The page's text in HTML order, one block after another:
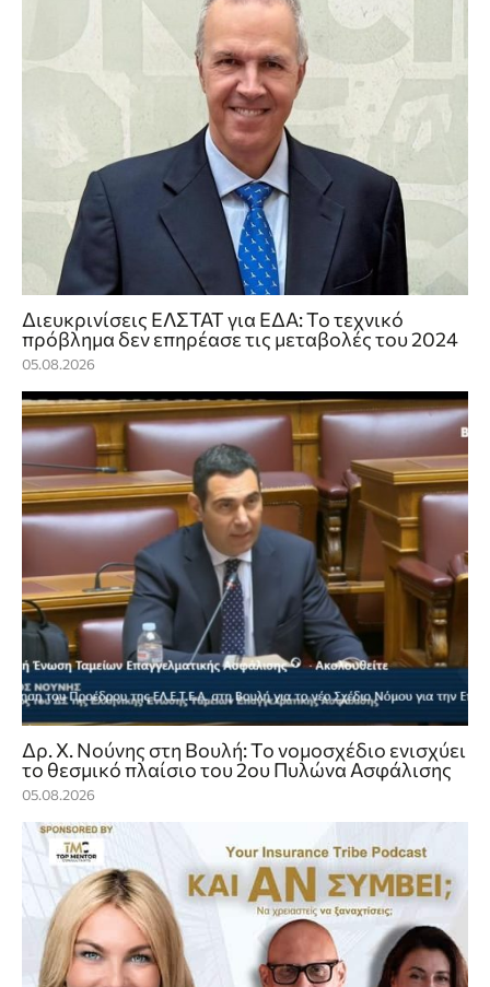
Διευκρινίσεις ΕΛΣΤΑΤ για ΕΔΑ: Το τεχνικό
πρόβλημα δεν επηρέασε τις μεταβολές του 2024
05.08.2026
Δρ. Χ. Νούνης στη Βουλή: Το νομοσχέδιο ενισχύει
το θεσμικό πλαίσιο του 2ου Πυλώνα Ασφάλισης
05.08.2026